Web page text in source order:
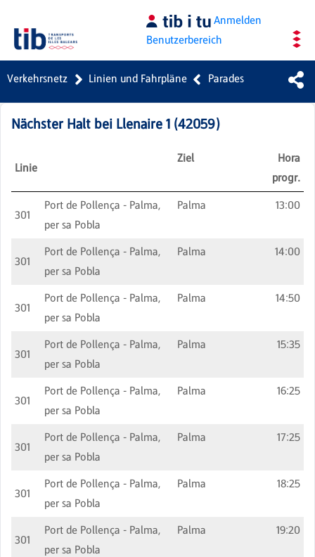
Anmelden
Benutzerbereich
Verkehrsnetz Linien und Fahrpläne Parades
Nächster Halt bei Llenaire 1 (42059)
Linie
Ziel
Hora
progr.
301
Port de Pollença - Palma,
per sa Pobla
Palma 13:00
301
Port de Pollença - Palma,
per sa Pobla
Palma 14:00
301
Port de Pollença - Palma,
per sa Pobla
Palma 14:50
301
Port de Pollença - Palma,
per sa Pobla
Palma 15:35
301
Port de Pollença - Palma,
per sa Pobla
Palma 16:25
301
Port de Pollença - Palma,
per sa Pobla
Palma 17:25
301
Port de Pollença - Palma,
per sa Pobla
Palma 18:25
301
Port de Pollença - Palma,
per sa Pobla
Palma 19:20